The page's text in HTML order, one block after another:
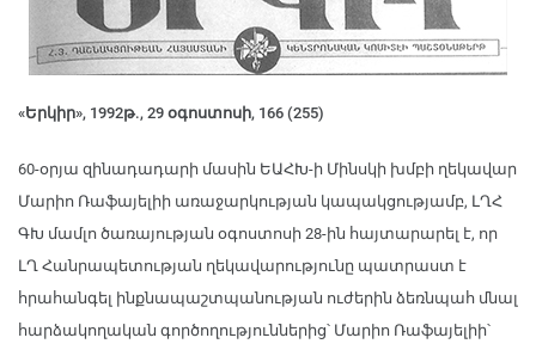
«Երկիր», 1992թ., 29 օգոստոսի, 166 (255)
60-օրյա զինադադարի մասին ԵԱՀԽ-ի Մինսկի խմբի ղեկավար
Մարիո Ռաֆայելիի առաջարկության կապակցությամբ, ԼՂՀ
ԳԽ մամլո ծառայության օգոստոսի 28-ին հայտարարել է, որ
ԼՂ Հանրապետության ղեկավարությունը պատրաստ է
հրահանգել ինքնապաշտպանության ուժերին ձեռնպահ մնալ
հարձակողական գործողություններից՝ Մարիո Ռաֆայելիի՝